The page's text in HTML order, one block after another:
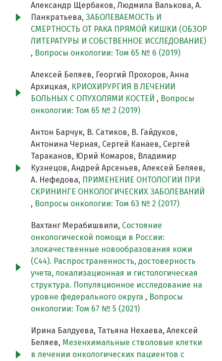
Александр Щербаков, Людмила Валькова, А.
Панкратьева, ЗАБОЛЕВАЕМОСТЬ И
СМЕРТНОСТЬ ОТ РАКА ПРЯМОЙ КИШКИ (ОБЗОР
ЛИТЕРАТУРЫ И СОБСТВЕННОЕ ИССЛЕДОВАНИЕ)
, Вопросы онкологии: Том 65 № 6 (2019)
Алексей Беляев, Георгий Прохоров, Анна
Архицкая, КРИОХИРУРГИЯ В ЛЕЧЕНИИ
БОЛЬНЫХ С ОПУХОЛЯМИ КОСТЕЙ , Вопросы
онкологии: Том 65 № 2 (2019)
Антон Барчук, В. Сатиков, В. Гайдуков,
Антонина Черная, Сергей Канаев, Сергей
Тараканов, Юрий Комаров, Владимир
Кузнецов, Андрей Арсеньев, Алексей Беляев,
А. Нефедова, ПРИМЕНЕНИЕ ОНТОЛОГИИ ПРИ
СКРИНИНГЕ ОНКОЛОГИЧЕСКИХ ЗАБОЛЕВАНИЙ
, Вопросы онкологии: Том 63 № 2 (2017)
Вахтанг Мерабишвили, Состояние
онкологической помощи в России:
злокачественные новообразования кожи
(С44). Распространенность, достоверность
учета, локализационная и гистологическая
структура. Популяционное исследование на
уровне федерального округа , Вопросы
онкологии: Том 67 № 5 (2021)
Ирина Балдуева, Татьяна Нехаева, Алексей
Беляев, Мезенхимальные стволовые клетки
в лечении онкологических пациентов с